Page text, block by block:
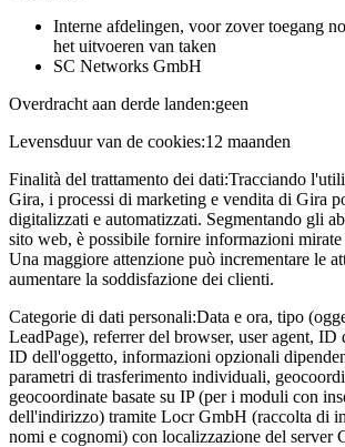
Interne afdelingen, voor zover toegang
het uitvoeren van taken
SC Networks GmbH
Overdracht aan derde landen:geen
Levensduur van de cookies:12 maanden
Finalità del trattamento dei dati:Tracciando
Gira, i processi di marketing e vendita di Gira
digitalizzati e automatizzati. Segmentando gli
sito web, è possibile fornire informazioni mirate
Una maggiore attenzione può incrementare le
aumentare la soddisfazione dei clienti.
Categorie di dati personali:Data e ora, tipo
LeadPage), referrer del browser, user agent,
ID dell'oggetto, informazioni opzionali
parametri di trasferimento individuali,
geocoordinate basate su IP (per i moduli con
dell'indirizzo) tramite Locr GmbH (raccolta di
nomi e cognomi) con localizzazione del server